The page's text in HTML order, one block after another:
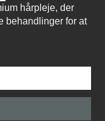
hårpleje, der
behandlinger for at